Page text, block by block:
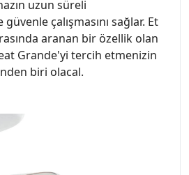
uzun süreli
çalışmasını sağlar. Et
aranan bir özellik olan
Grande'yi tercih etmenizin
biri olacal.